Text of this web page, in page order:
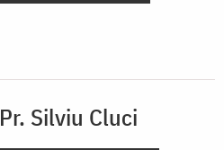
Pr. Silviu Cluci